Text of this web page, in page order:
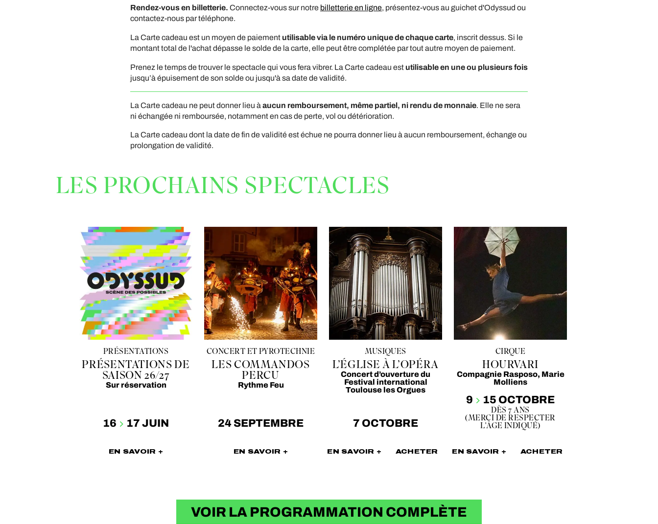
Rendez-vous en billetterie.Connectez-vous sur notrebilletterie en ligne, présentez-vous au guichet d'Odyssud ou
contactez-nous par téléphone.
La Carte cadeau est un moyen de paiementutilisable via le numéro unique de chaque carte, inscrit dessus. Si le
montant total de l'achat dépasse le solde de la carte, elle peut être complétée par tout autre moyen de paiement.
Prenez le temps de trouver le spectacle qui vous fera vibrer. La Carte cadeau estutilisable en une ou plusieurs fois
jusqu’à épuisement de son solde ou jusqu'à sa date de validité.
La Carte cadeau ne peut donner lieu àaucun remboursement, même partiel, ni rendu de monnaie. Elle ne sera
ni échangée ni remboursée, notamment en cas de perte, vol ou détérioration.
La Carte cadeau dont la date de fin de validité est échue ne pourra donner lieu à aucun remboursement, échange ou
prolongation de validité.
LES PROCHAINS SPECTACLES
PRÉSENTATIONS
PRÉSENTATIONS DE
SAISON 26/27
Sur réservation
16 17 JUIN
EN SAVOIR +
CONCERT ET PYROTECHNIE
LES COMMANDOS
PERCU
Rythme Feu
24 SEPTEMBRE
EN SAVOIR +
MUSIQUES
L’ÉGLISE À L’OPÉRA
Concert d’ouverture du
Festival international
Toulouse les Orgues
7 OCTOBRE
EN SAVOIR + ACHETER
CIRQUE
HOURVARI
Compagnie Rasposo, Marie
Molliens
9 15 OCTOBRE
DÈS 7 ANS
(MERCI DE RESPECTER
L'ÂGE INDIQUÉ)
EN SAVOIR + ACHETER
VOIR LA PROGRAMMATION COMPLÈTE